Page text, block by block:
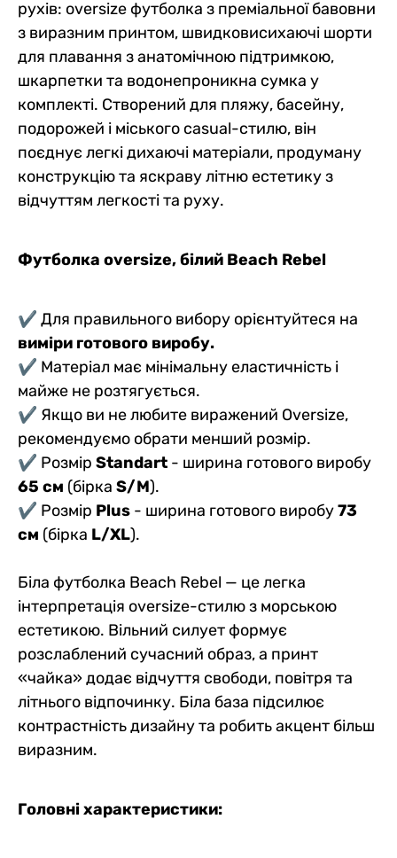
Ціна для Club: 1724 грн Ціна для Club:2698 грн
Ціна для Club: 1460 грн
Ціна для Club:3244 грн
Ціна для Club: 3441 грн Ціна для Club:1775 грн
рухів: oversize футболка з преміальної бавовни
з виразним принтом, швидковисихаючі шорти
для плавання з анатомічною підтримкою,
шкарпетки та водонепроникна сумка у
комплекті. Створений для пляжу, басейну,
подорожей і міського casual-стилю, він
поєднує легкі дихаючі матеріали, продуману
конструкцію та яскраву літню естетику з
відчуттям легкості та руху.
Футболка oversize, білий Beach Rebel
✔ Для правильного вибору орієнтуйтеся на
виміри готового виробу.
✔ Матеріал має мінімальну еластичність і
майже не розтягується.
✔ Якщо ви не любите виражений Oversize,
рекомендуємо обрати менший розмір.
✔ Розмір Standart - ширина готового виробу
65 см (бірка S/M).
✔ Розмір Plus - ширина готового виробу73
см (бірка L/XL).
Біла футболка Beach Rebel — це легка
інтерпретація oversize-стилю з морською
естетикою. Вільний силует формує
розслаблений сучасний образ, а принт
«чайка» додає відчуття свободи, повітря та
літнього відпочинку. Біла база підсилює
контрастність дизайну та робить акцент більш
виразним.
Головні характеристики: